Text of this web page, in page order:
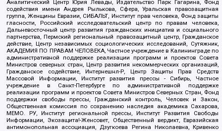
Аналитический Центр Юрия Левады, Издательство Парк Гагарина, Фонд
содействия имени Андрея Рылькова, Сфера, Уральская правозащитная
группа, Женщины Евразии, СИБАЛЬТ, Институт прав человека, Фонд защиты
гласности, Российский исследовательский центр по правам человека,
Дальневосточный центр развития гражданских инициатив и социального
партнерства, Пермский региональный правозащитный центр, Гражданское
действие, Центр независимых социологических исследований, Сутяжник,
АКАДЕМИЯ ПО ПРАВАМ ЧЕЛОВЕКА, Частное учреждение в Калининграде по
административной поддержке реализации программ и проектов Совета
Министров северных стран, Центр развития некоммерческих организаций,
Гражданское содействие, Интернешнл-Р, Центр Защиты Прав Средств
Массовой Информации, Институт развития прессы - Сибирь, Частное
учреждение в Санкт-Петербурге по административной поддержке
реализации программ и проектов Совета Министров Северных Стран, Фонд
поддержки свободы прессы, Гражданский контроль, Человек и Закон,
Общественная комиссия по сохранению наследия академика Сахарова,
МЕМО. РУ, Институт региональной прессы, Институт Развития Свободы
Информации, Экозащита!-Женсовет, Общественный вердикт, Евразийская
антимонопольная ассоциация, Дзугкоева Регина Николаевна, Кривенко